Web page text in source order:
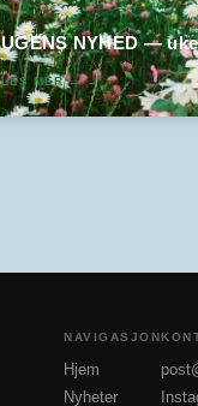
UGENS NYHED —
LES MER →→
NAVIGASJON
Hjem
Nyheter